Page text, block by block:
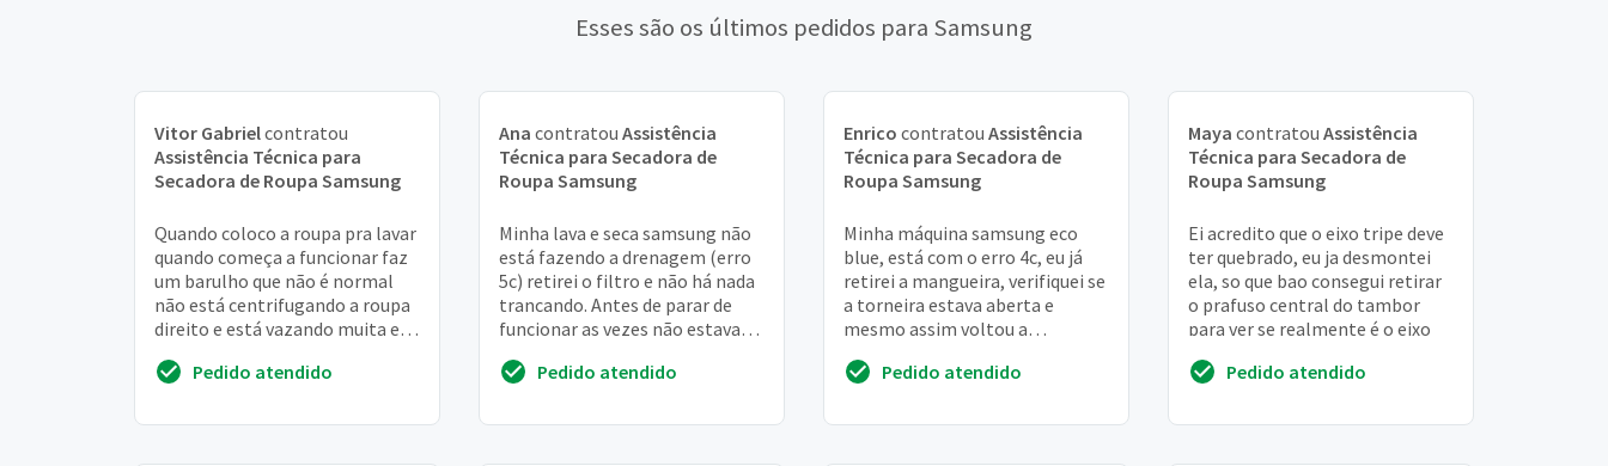
Esses são os últimos pedidos para Samsung
Vitor Gabrielcontratou
Assistência Técnica para
Secadora de Roupa Samsung
Quando coloco a roupa pra lavar
quando começa a funcionar faz
um barulho que não é normal
não está centrifugando a roupa
direito e está vazando muita em
Pedido atendido
Ana contratou Assistência
Técnica para Secadora de
Roupa Samsung
Minha lava e seca samsung não
está fazendo a drenagem (erro
5c) retirei o filtro e não há nada
trancando. Antes de parar de
funcionar as vezes não estava
Pedido atendido
Enrico contratou Assistência
Técnica para Secadora de
Roupa Samsung
Minha máquina samsung eco
blue, está com o erro 4c, eu já
retirei a mangueira, verifiquei se
a torneira estava aberta e
mesmo assim voltou a
que danificou o ...
Pedido atendido
Maya contratou Assistência
Técnica para Secadora de
Roupa Samsung
Ei acredito que o eixo tripe deve
ter quebrado, eu ja desmontei
ela, so que bao consegui retirar
o prafuso central do tambor
para ver se realmente é o eixo
Pedido atendido